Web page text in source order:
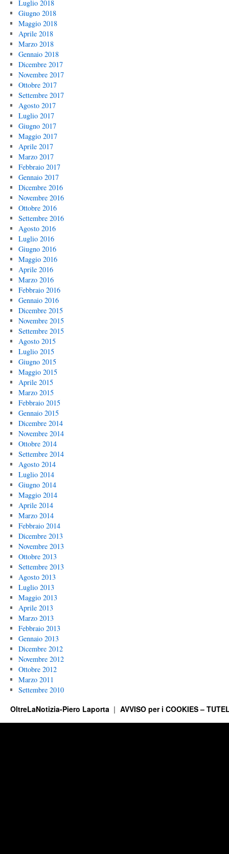
Luglio 2018
Giugno 2018
Maggio 2018
Aprile 2018
Marzo 2018
Gennaio 2018
Dicembre 2017
Novembre 2017
Ottobre 2017
Settembre 2017
Agosto 2017
Luglio 2017
Giugno 2017
Maggio 2017
Aprile 2017
Marzo 2017
Febbraio 2017
Gennaio 2017
Dicembre 2016
Novembre 2016
Ottobre 2016
Settembre 2016
Agosto 2016
Luglio 2016
Giugno 2016
Maggio 2016
Aprile 2016
Marzo 2016
Febbraio 2016
Gennaio 2016
Dicembre 2015
Novembre 2015
Settembre 2015
Agosto 2015
Luglio 2015
Giugno 2015
Maggio 2015
Aprile 2015
Marzo 2015
Febbraio 2015
Gennaio 2015
Dicembre 2014
Novembre 2014
Ottobre 2014
Settembre 2014
Agosto 2014
Luglio 2014
Giugno 2014
Maggio 2014
Aprile 2014
Marzo 2014
Febbraio 2014
Dicembre 2013
Novembre 2013
Ottobre 2013
Settembre 2013
Agosto 2013
Luglio 2013
Maggio 2013
Aprile 2013
Marzo 2013
Febbraio 2013
Gennaio 2013
Dicembre 2012
Novembre 2012
Ottobre 2012
Marzo 2011
Settembre 2010
OltreLaNotizia-Piero Laporta AVVISO per i COOKIES –